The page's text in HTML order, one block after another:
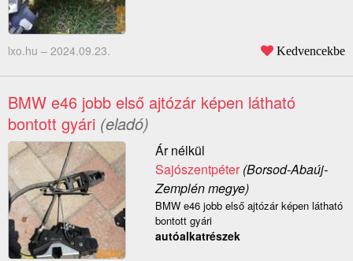
lxo.hu – 2024.09.23. Kedvencekbe
BMW e46 jobb első ajtózár képen látható
bontott gyári (eladó)
Ár nélkül
Sajószentpéter(Borsod-Abaúj-
Zemplén megye)
BMW e46 jobb első ajtózár képen látható
bontott gyári
autóalkatrészek